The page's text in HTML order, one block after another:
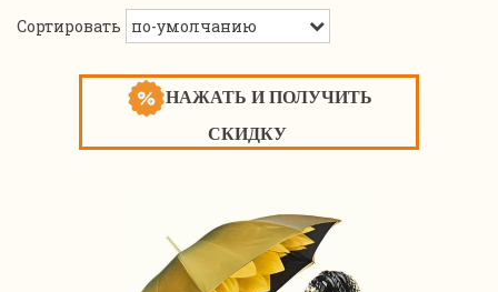
Сортировать
НАЖАТЬ И ПОЛУЧИТЬ
СКИДКУ